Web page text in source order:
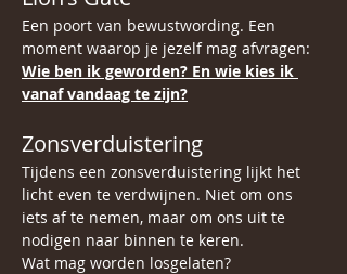
Een poort van bewustwording. Een
moment waarop je jezelf mag afvragen:
Wie ben ik geworden? En wie kies ik
vanaf vandaag te zijn?
Zonsverduistering
Tijdens een zonsverduistering lijkt het
licht even te verdwijnen. Niet om ons
iets af te nemen, maar om ons uit te
nodigen naar binnen te keren.
Wat mag worden losgelaten?